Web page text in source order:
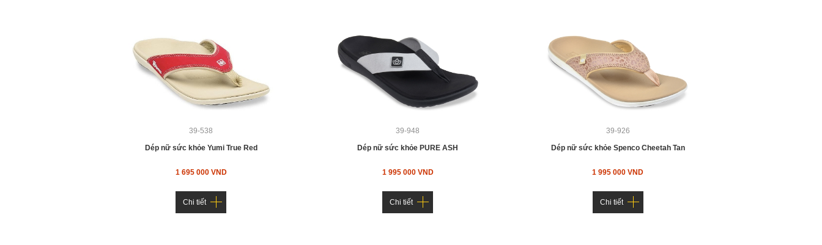
39-538
Dép nữ sức khỏe Yumi True Red
1 695 000 VND
Chi tiết
39-948
Dép nữ sức khỏe PURE ASH
1 995 000 VND
Chi tiết
39-926
Dép nữ sức khỏe Spenco Cheetah Tan
1 995 000 VND
Chi tiết